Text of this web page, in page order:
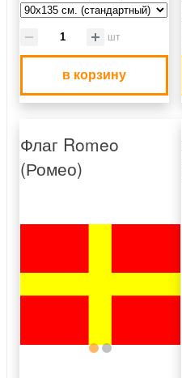
шт
в корзину
Флаг Romeo
(Ромео)